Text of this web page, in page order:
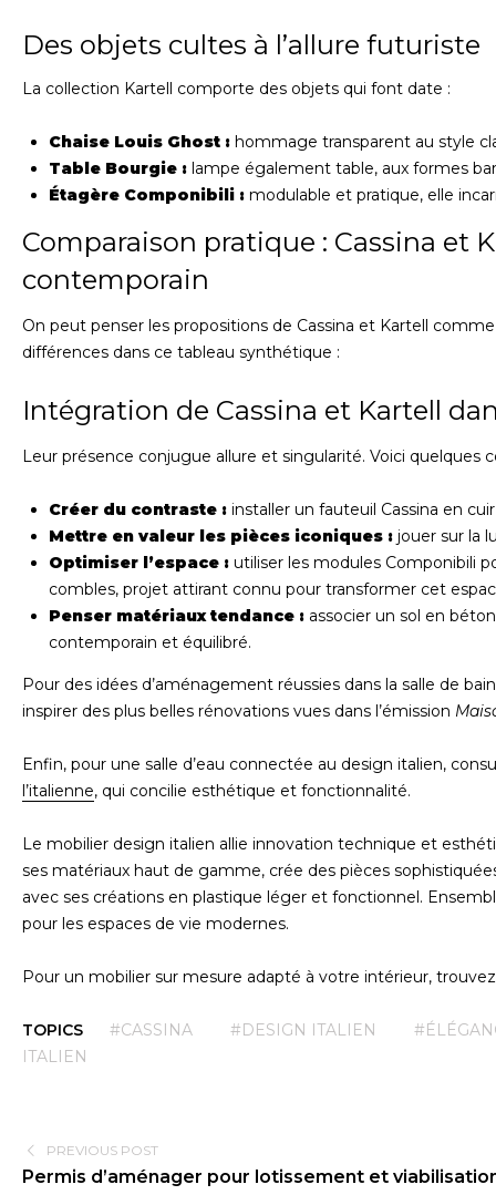
Des objets cultes à l’allure futuriste
La collection Kartell comporte des objets qui font date :
Chaise Louis Ghost : hommage transparent au style
Table Bourgie : lampe également table, aux formes
Étagère Componibili : modulable et pratique, elle
Comparaison pratique : Cassina et
contemporain
On peut penser les propositions de Cassina et Kartell
différences dans ce tableau synthétique :
Intégration de Cassina et Kartell
Leur présence conjugue allure et singularité. Voici quelques
Créer du contraste : installer un fauteuil Cassina en
Mettre en valeur les pièces iconiques : jouer sur la
Optimiser l’espace : utiliser les modules Componibili
combles, projet attirant connu pour transformer cet
Penser matériaux tendance : associer un sol en
contemporain et équilibré.
Pour des idées d’aménagement réussies dans la salle de
inspirer des plus belles rénovations vues dans l’émission
Enfin, pour une salle d’eau connectée au design italien,
l’italienne, qui concilie esthétique et fonctionnalité.
Le mobilier design italien allie innovation technique et
ses matériaux haut de gamme, crée des pièces
avec ses créations en plastique léger et fonctionnel.
pour les espaces de vie modernes.
Pour un mobilier sur mesure adapté à votre intérieur,
TOPICS #CASSINA #DESIGN ITALIEN
ITALIEN
PREVIOUS POST
Permis d’aménager pour lotissement et